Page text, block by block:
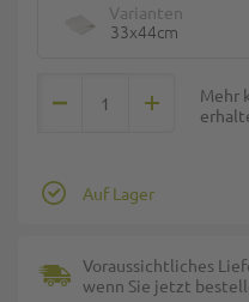
Varianten
33x44cm
Mehr
Auf Lager
Voraussichtliches
wenn Sie jetzt